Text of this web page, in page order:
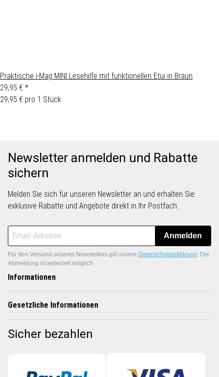
Praktische i-Mag MINI Lesehilfe mit funktionellen Etui in Braun
29,95 € *
29,95 € pro 1 Stück
Newsletter anmelden und Rabatte
sichern
Melden Sie sich für unseren Newsletter an und erhalten Sie
exklusive Rabatte und Angebote direkt in Ihr Postfach.
Anmelden
Für den Versand unseres Newsletters gilt unsere Datenschutzerklärung. Die
Abmeldung ist jederzeit möglich.
Informationen
Gesetzliche Informationen
Sicher bezahlen